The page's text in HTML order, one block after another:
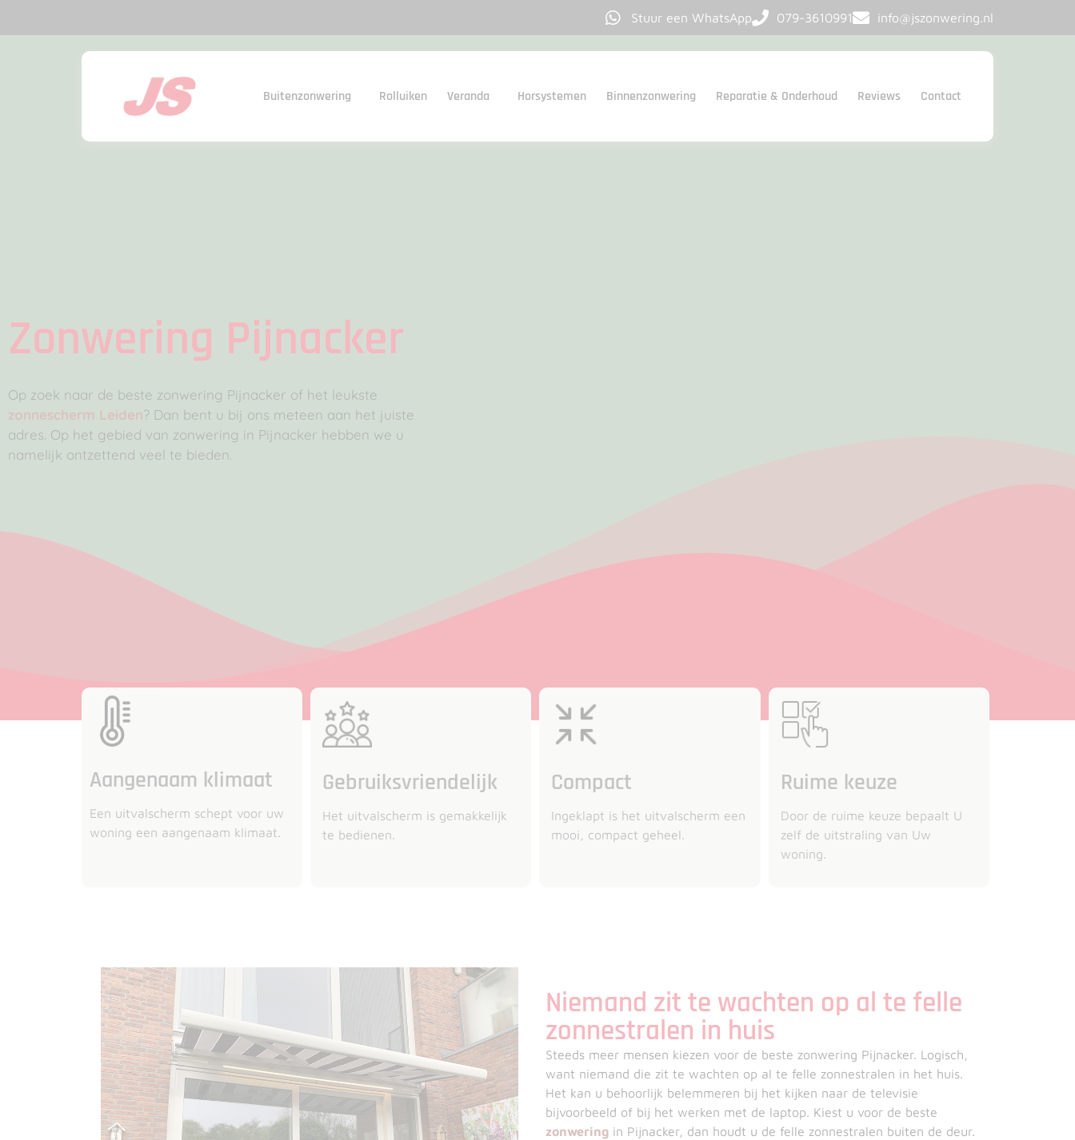
Stuur een WhatsApp 079-3610991 info@jszonwering.nl
Buitenzonwering Rolluiken Veranda Horsystemen Binnenzonwering Reparatie & Onderhoud Reviews Contact
Zonwering Pijnacker
Op zoek naar de beste zonwering Pijnacker of het leukste
zonnescherm Leiden? Dan bent u bij ons meteen aan het juiste
adres. Op het gebied van zonwering in Pijnacker hebben we u
namelijk ontzettend veel te bieden.
Aangenaam klimaat
Een uitvalscherm schept voor uw
woning een aangenaam klimaat.
Gebruiksvriendelijk
Het uitvalscherm is gemakkelijk
te bedienen.
Compact
Ingeklapt is het uitvalscherm een
mooi, compact geheel.
Ruime keuze
Door de ruime keuze bepaalt U
zelf de uitstraling van Uw
woning.
Niemand zit te wachten op al te felle
zonnestralen in huis
Steeds meer mensen kiezen voor de beste zonwering Pijnacker. Logisch,
want niemand die zit te wachten op al te felle zonnestralen in het huis.
Het kan u behoorlijk belemmeren bij het kijken naar de televisie
bijvoorbeeld of bij het werken met de laptop. Kiest u voor de beste
zonwering in Pijnacker, dan houdt u de felle zonnestralen buiten de deur.